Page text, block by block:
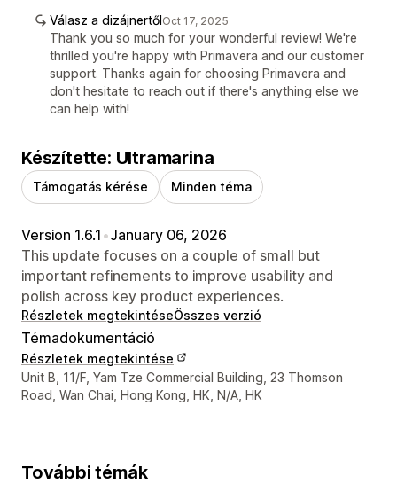
Válasz a dizájnertőlOct 17, 2025
Thank you so much for your wonderful review! We're
thrilled you're happy with Primavera and our customer
support. Thanks again for choosing Primavera and
don't hesitate to reach out if there's anything else we
can help with!
Készítette: Ultramarina
Támogatás kérése Minden téma
Version 1.6.1 •January 06, 2026
This update focuses on a couple of small but
important refinements to improve usability and
polish across key product experiences.
Részletek megtekintéseÖsszes verzió
Témadokumentáció
Részletek megtekintése
Dizájner kapcsolattartási adatai
Unit B, 11/F, Yam Tze Commercial Building, 23 Thomson
Road, Wan Chai, Hong Kong, HK, N/A, HK
További témák